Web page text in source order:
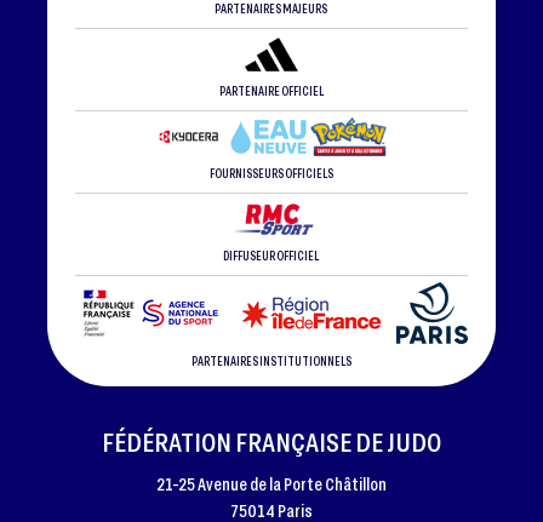
PARTENAIRES MAJEURS
PARTENAIRE OFFICIEL
FOURNISSEURS OFFICIELS
DIFFUSEUR OFFICIEL
PARTENAIRES INSTITUTIONNELS
FÉDÉRATION FRANÇAISE DE JUDO
21-25 Avenue de la Porte Châtillon
75014 Paris